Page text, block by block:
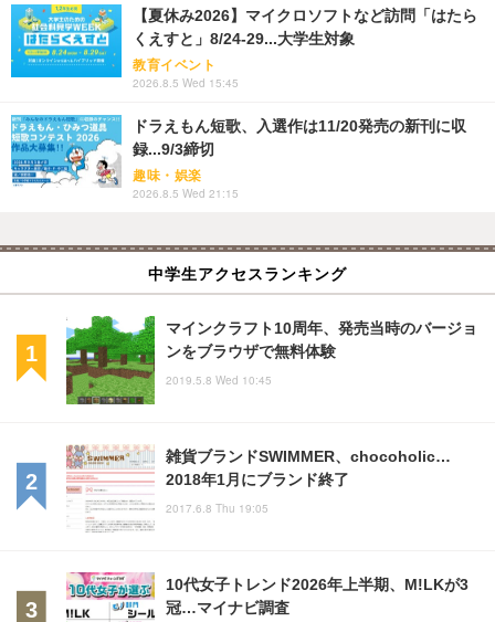
【夏休み2026】マイクロソフトなど訪問「はたら
くえすと」8/24-29...大学生対象
教育イベント
2026.8.5 Wed 15:45
ドラえもん短歌、入選作は11/20発売の新刊に収
録...9/3締切
趣味・娯楽
2026.8.5 Wed 21:15
中学生アクセスランキング
マインクラフト10周年、発売当時のバージョ
ンをブラウザで無料体験
2019.5.8 Wed 10:45
雑貨ブランドSWIMMER、chocoholic…
2018年1月にブランド終了
2017.6.8 Thu 19:05
10代女子トレンド2026年上半期、M!LKが3
冠…マイナビ調査